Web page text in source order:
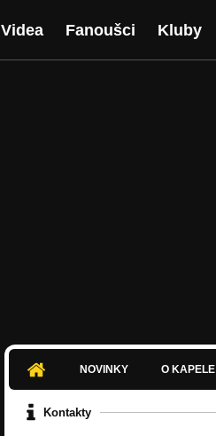
Videa Fanoušci Kluby
NOVINKY O KAPELE
Kontakty